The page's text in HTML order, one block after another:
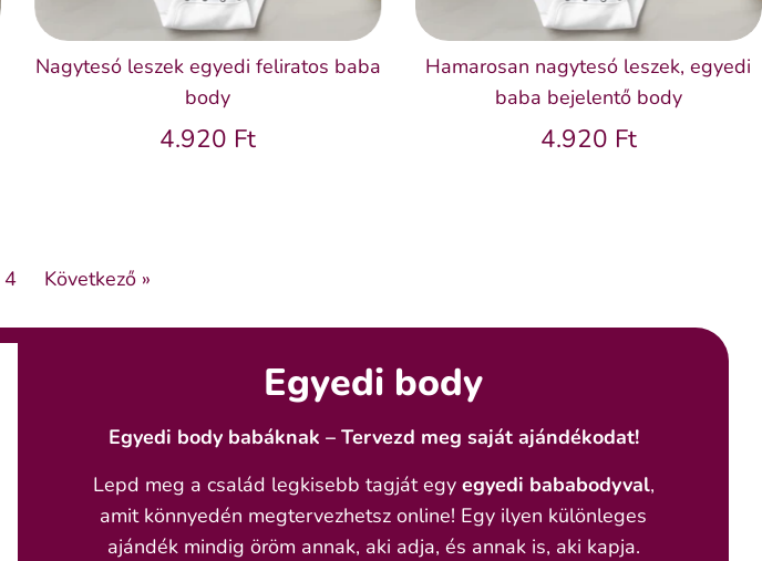
Nagytesó leszek egyedi feliratos baba
body
4.920 Ft
Hamarosan nagytesó leszek, egyedi
baba bejelentő body
4.920 Ft
4 Következő »
Egyedi body
Egyedi body babáknak – Tervezd meg saját ajándékodat!
Lepd meg a család legkisebb tagját egy egyedi bababodyval,
amit könnyedén megtervezhetsz online! Egy ilyen különleges
ajándék mindig öröm annak, aki adja, és annak is, aki kapja.